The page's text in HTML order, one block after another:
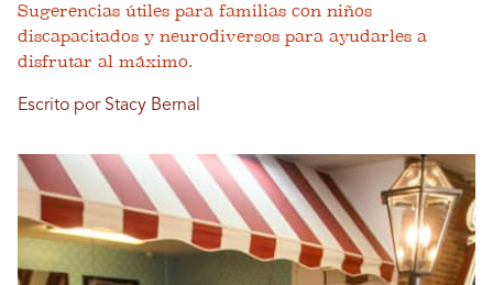
Sugerencias útiles para familias con niños
discapacitados y neurodiversos para ayudarles a
disfrutar al máximo.
Escrito por Stacy Bernal